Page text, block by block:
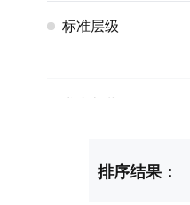
标准层级
发布年代
排序结果：